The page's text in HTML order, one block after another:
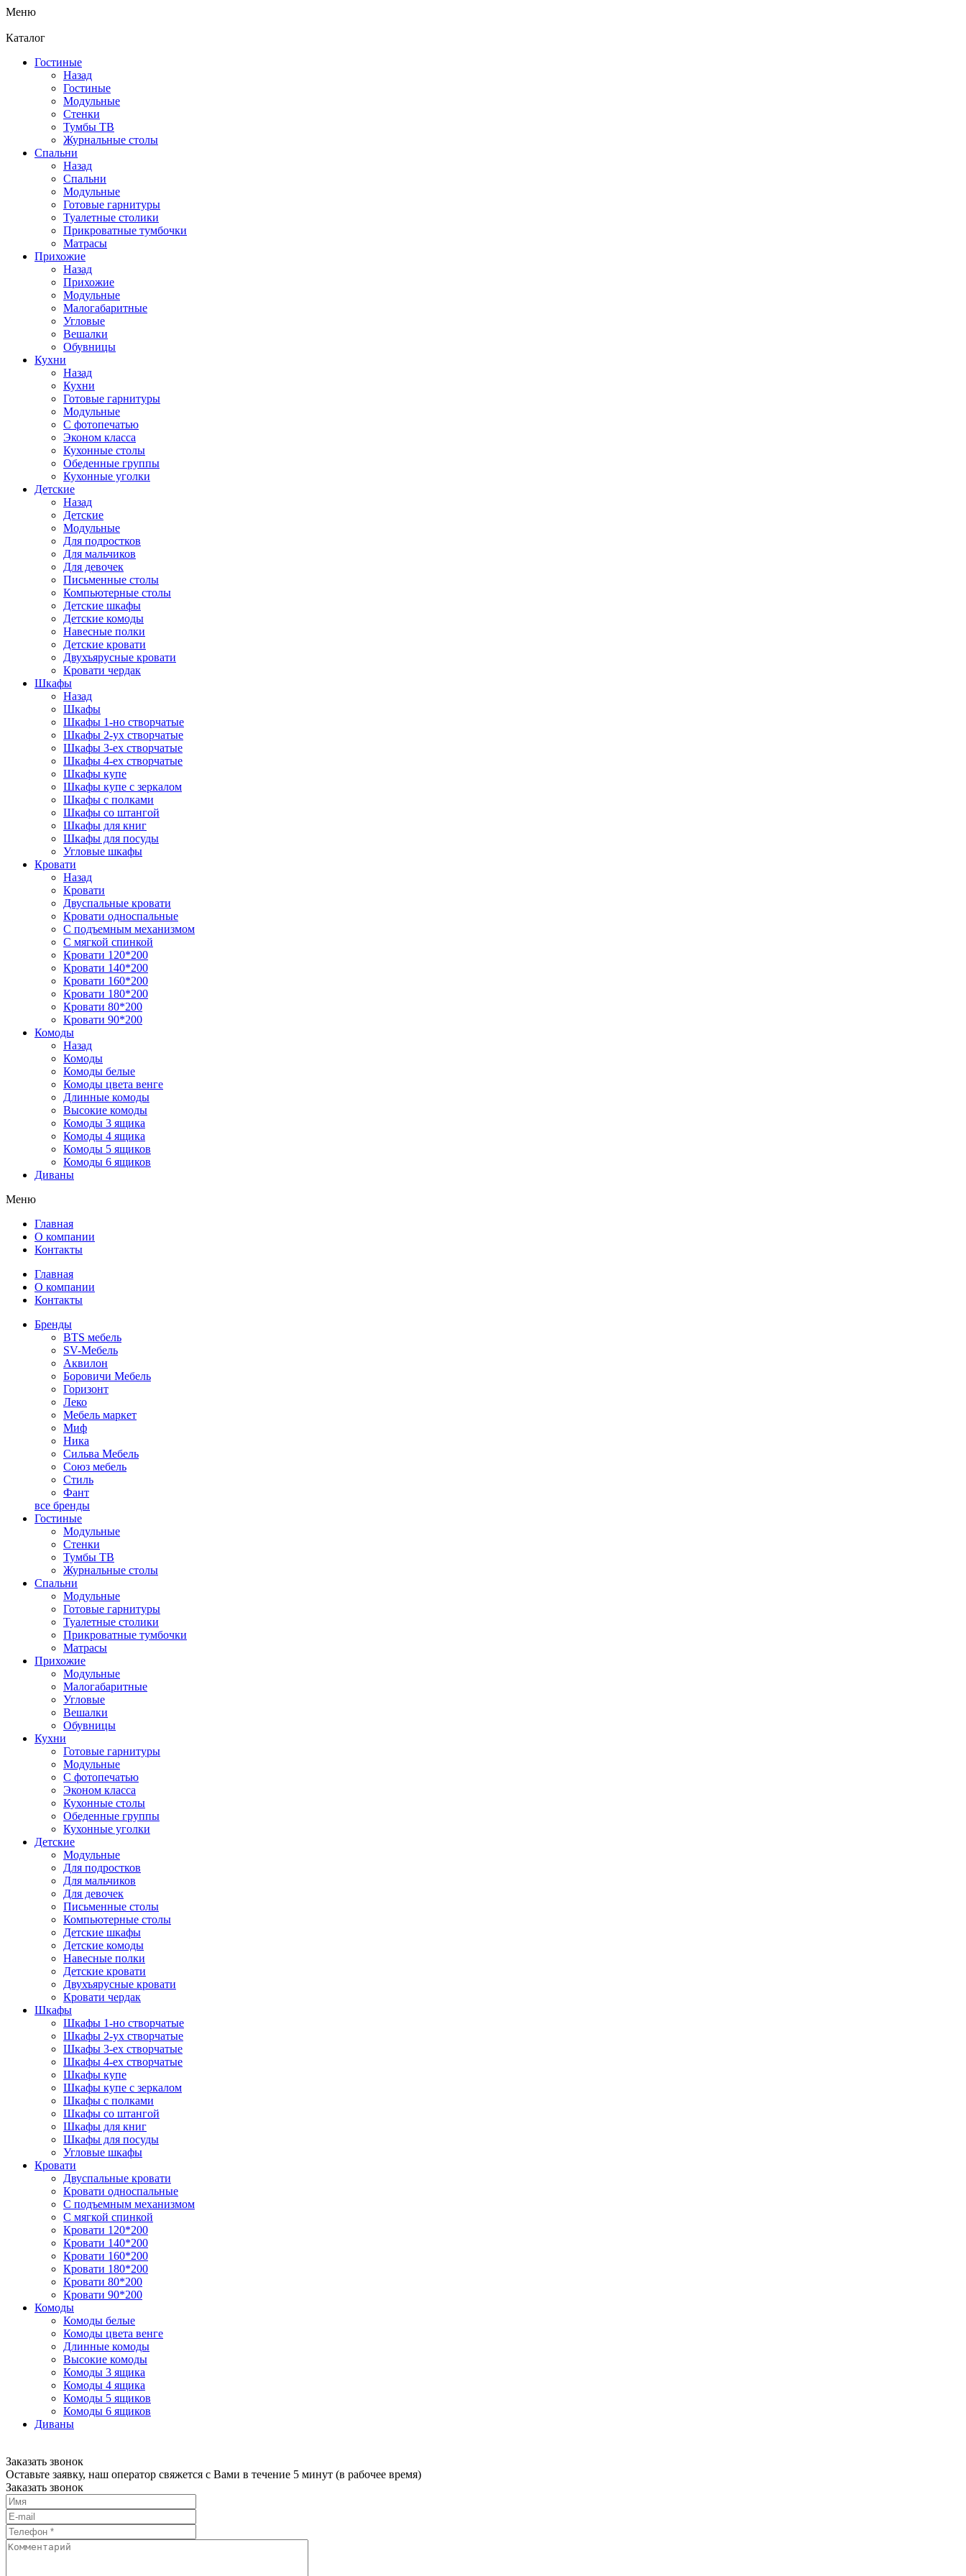
Меню
Каталог
Гостиные
Назад
Гостиные
Модульные
Стенки
Тумбы ТВ
Журнальные столы
Спальни
Назад
Спальни
Модульные
Готовые гарнитуры
Туалетные столики
Прикроватные тумбочки
Матрасы
Прихожие
Назад
Прихожие
Модульные
Малогабаритные
Угловые
Вешалки
Обувницы
Кухни
Назад
Кухни
Готовые гарнитуры
Модульные
С фотопечатью
Эконом класса
Кухонные столы
Обеденные группы
Кухонные уголки
Детские
Назад
Детские
Модульные
Для подростков
Для мальчиков
Для девочек
Письменные столы
Компьютерные столы
Детские шкафы
Детские комоды
Навесные полки
Детские кровати
Двухъярусные кровати
Кровати чердак
Шкафы
Назад
Шкафы
Шкафы 1-но створчатые
Шкафы 2-ух створчатые
Шкафы 3-ех створчатые
Шкафы 4-ех створчатые
Шкафы купе
Шкафы купе с зеркалом
Шкафы с полками
Шкафы со штангой
Шкафы для книг
Шкафы для посуды
Угловые шкафы
Кровати
Назад
Кровати
Двуспальные кровати
Кровати односпальные
С подъемным механизмом
С мягкой спинкой
Кровати 120*200
Кровати 140*200
Кровати 160*200
Кровати 180*200
Кровати 80*200
Кровати 90*200
Комоды
Назад
Комоды
Комоды белые
Комоды цвета венге
Длинные комоды
Высокие комоды
Комоды 3 ящика
Комоды 4 ящика
Комоды 5 ящиков
Комоды 6 ящиков
Диваны
Меню
Главная
О компании
Контакты
Главная
О компании
Контакты
Бренды
BTS мебель
SV-Мебель
Аквилон
Боровичи Мебель
Горизонт
Леко
Мебель маркет
Миф
Ника
Сильва Мебель
Союз мебель
Стиль
Фант
все бренды
Гостиные
Модульные
Стенки
Тумбы ТВ
Журнальные столы
Спальни
Модульные
Готовые гарнитуры
Туалетные столики
Прикроватные тумбочки
Матрасы
Прихожие
Модульные
Малогабаритные
Угловые
Вешалки
Обувницы
Кухни
Готовые гарнитуры
Модульные
С фотопечатью
Эконом класса
Кухонные столы
Обеденные группы
Кухонные уголки
Детские
Модульные
Для подростков
Для мальчиков
Для девочек
Письменные столы
Компьютерные столы
Детские шкафы
Детские комоды
Навесные полки
Детские кровати
Двухъярусные кровати
Кровати чердак
Шкафы
Шкафы 1-но створчатые
Шкафы 2-ух створчатые
Шкафы 3-ех створчатые
Шкафы 4-ех створчатые
Шкафы купе
Шкафы купе с зеркалом
Шкафы с полками
Шкафы со штангой
Шкафы для книг
Шкафы для посуды
Угловые шкафы
Кровати
Двуспальные кровати
Кровати односпальные
С подъемным механизмом
С мягкой спинкой
Кровати 120*200
Кровати 140*200
Кровати 160*200
Кровати 180*200
Кровати 80*200
Кровати 90*200
Комоды
Комоды белые
Комоды цвета венге
Длинные комоды
Высокие комоды
Комоды 3 ящика
Комоды 4 ящика
Комоды 5 ящиков
Комоды 6 ящиков
Диваны
Заказать звонок
Оставьте заявку, наш оператор свяжется с Вами в течение 5 минут (в рабочее время)
Заказать звонок